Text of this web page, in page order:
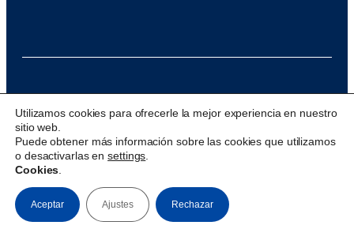
@ 2026 Visualfy
Design & development: acceseo
Utilizamos cookies para ofrecerle la mejor experiencia en nuestro
sitio web.
Puede obtener más información sobre las cookies que utilizamos
o desactivarlas ensettings
Cookies
Aceptar Rechazar
Ajustes